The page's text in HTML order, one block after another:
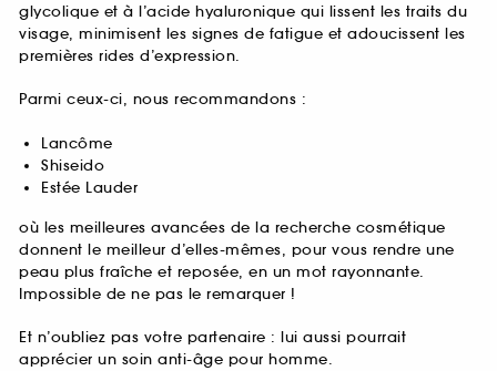
glycolique et à l’acide hyaluronique qui lissent les traits du
visage, minimisent les signes de fatigue et adoucissent les
premières rides d’expression.
Parmi ceux-ci, nous recommandons :
Lancôme
Shiseido
Estée Lauder
où les meilleures avancées de la recherche cosmétique
donnent le meilleur d’elles-mêmes, pour vous rendre une
peau plus fraîche et reposée, en un mot rayonnante.
Impossible de ne pas le remarquer !
Et n’oubliez pas votre partenaire : lui aussi pourrait
apprécier un soin anti-âge pour homme.